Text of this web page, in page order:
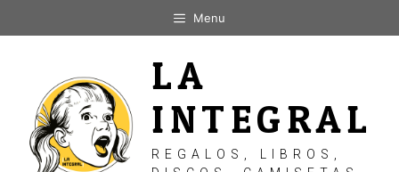
al
Menu
LA
INTEGRAL
REGALOS, LIBROS,